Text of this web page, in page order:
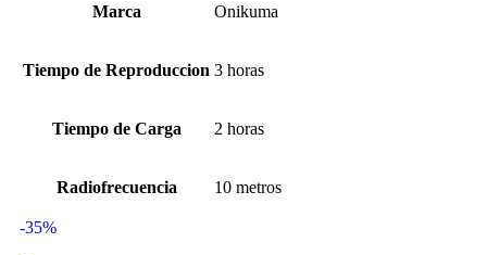
Marca Onikuma
Tiempo de Reproduccion 3 horas
Tiempo de Carga 2 horas
Radiofrecuencia 10 metros
-35%